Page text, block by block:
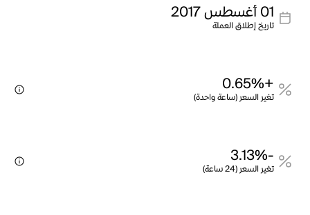
01 أغسطس 2017
تاريخ إطلاق العملة
+0.65%
تغير السعر (ساعة واحدة)
-3.13%
تغير السعر (24 ساعة)